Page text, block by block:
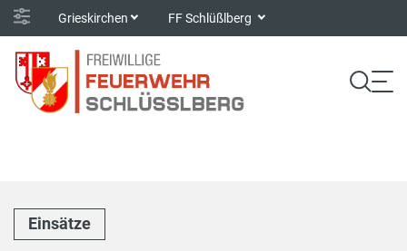
Grieskirchen FF Schlüßlberg
Einsätze